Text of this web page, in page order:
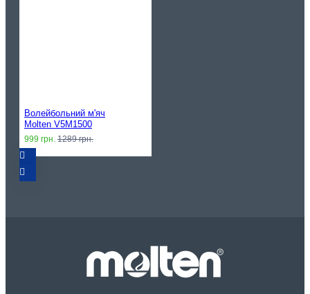
Волейбольний м'яч
Molten V5M1500
999 грн. 1289 грн.